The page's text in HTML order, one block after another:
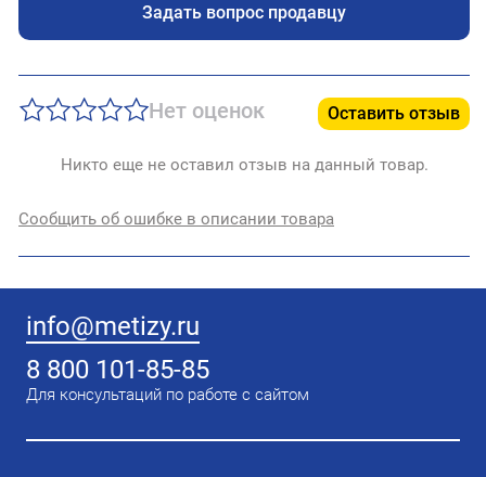
Задать вопрос продавцу
Нет оценок Оставить отзыв
Никто еще не оставил отзыв на данный товар.
Сообщить об ошибке в описании товара
info@metizy.ru
8 800 101-85-85
Для консультаций по работе с сайтом